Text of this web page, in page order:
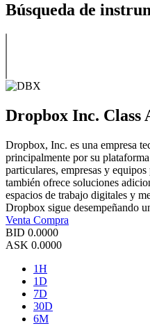
Búsqueda de
Dropbox Inc. Class
Dropbox, Inc. es una empresa
principalmente por su
particulares, empresas y
también ofrece soluciones
espacios de trabajo digitales y
Dropbox sigue desempeñando
Venta Compra
BID 0.0000
ASK 0.0000
1H
1D
7D
30D
6M